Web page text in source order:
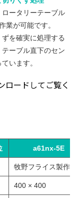
ータリーテーブル
業が可能です。
を確実に処理する
ーブル直下のセン
います。
ロードしてご覧く
a61nx-5E
牧野フライス製作所
400 × 400